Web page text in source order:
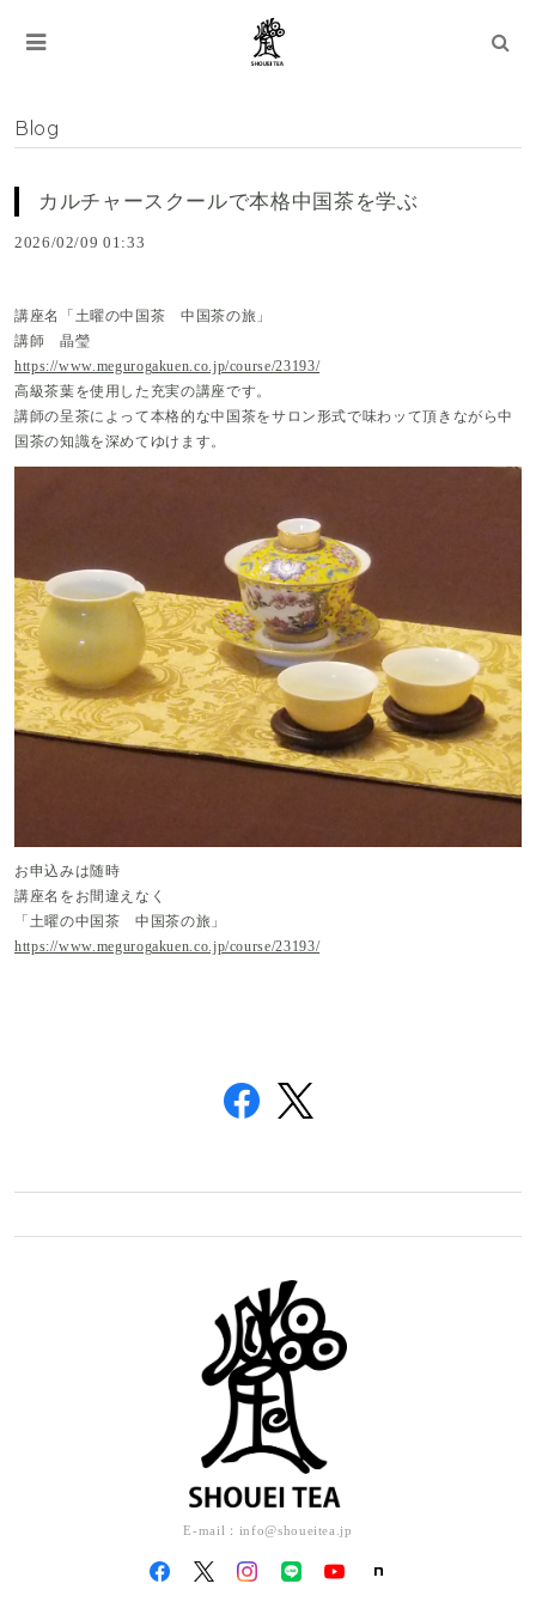
Blog
カルチャースクールで本格中国茶を学ぶ
2026/02/09 01:33
講座名「土曜の中国茶 中国茶の旅」
講師 晶瑩
https://www.megurogakuen.co.jp/course/23193/
高級茶葉を使用した充実の講座です。
講師の呈茶によって本格的な中国茶をサロン形式で味わッて頂きながら中
国茶の知識を深めてゆけます。
お申込みは随時
講座名をお間違えなく
「土曜の中国茶 中国茶の旅」
https://www.megurogakuen.co.jp/course/23193/
E-mail： info@shoueitea.jp